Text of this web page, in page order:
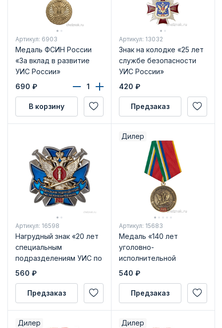
Артикул: 6903
Медаль ФСИН России
«За вклад в развитие
УИС России»
690 ₽
В корзину
Артикул: 13032
Знак на колодке «25 лет
службе безопасности
УИС России»
420 ₽
Предзаказ
Артикул: 16598
Нагрудный знак «20 лет
специальным
подразделениям УИС по
конвоированию» с
560 ₽
Предзаказ
Дилер
Артикул: 15683
Медаль «140 лет
уголовно-
исполнительной
системе России» с
540 ₽
Предзаказ
Дилер Дилер